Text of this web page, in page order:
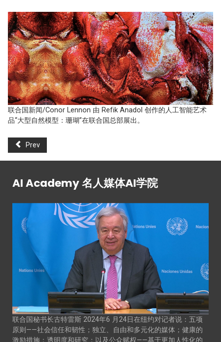
联合国新闻/Conor Lennon 由 Refik Anadol 创作的人工智能艺术
品“大型自然模型：珊瑚”在联合国总部展出。
Prev
AI Academy 名人媒体AI学院
联合国秘书长古特雷斯 2024年6 月24日在纽约对记者说：五项
原则——社会信任和韧性；独立、自由和多元化的媒体；健康的